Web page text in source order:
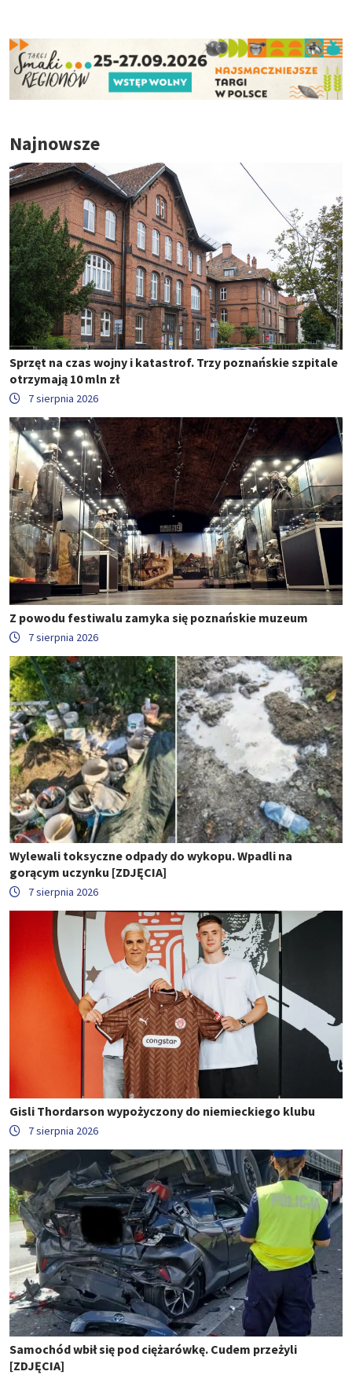
Najnowsze
Sprzęt na czas wojny i katastrof. Trzy poznańskie szpitale
otrzymają 10 mln zł
7 sierpnia 2026
Z powodu festiwalu zamyka się poznańskie muzeum
7 sierpnia 2026
Wylewali toksyczne odpady do wykopu. Wpadli na
gorącym uczynku [ZDJĘCIA]
7 sierpnia 2026
Gisli Thordarson wypożyczony do niemieckiego klubu
7 sierpnia 2026
Samochód wbił się pod ciężarówkę. Cudem przeżyli
[ZDJĘCIA]